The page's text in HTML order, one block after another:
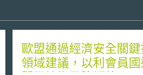
歐盟通過經濟安全關
領域建議，以利會員國